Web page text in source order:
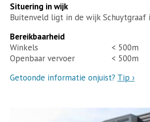
Situering in wijk
Buitenveld ligt in de wijk Schuytgraaf
Bereikbaarheid
Winkels
< 500m
Openbaar vervoer
< 500m
Getoonde informatie onjuist? Tip ›